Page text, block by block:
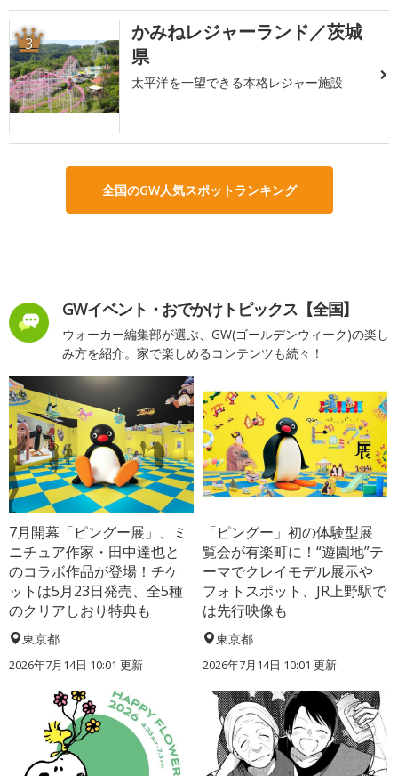
3
かみねレジャーランド／茨城
県
太平洋を一望できる本格レジャー施設
全国のGW人気スポットランキング
GWイベント・おでかけトピックス【全国】
ウォーカー編集部が選ぶ、GW(ゴールデンウィーク)の楽し
み方を紹介。家で楽しめるコンテンツも続々！
7月開幕「ピングー展」、ミ
ニチュア作家・田中達也と
のコラボ作品が登場！チケ
ットは5月23日発売、全5種
のクリアしおり特典も
東京都
2026年7月14日 10:01 更新
「ピングー」初の体験型展
覧会が有楽町に！“遊園地”テ
ーマでクレイモデル展示や
フォトスポット、JR上野駅で
は先行映像も
東京都
2026年7月14日 10:01 更新